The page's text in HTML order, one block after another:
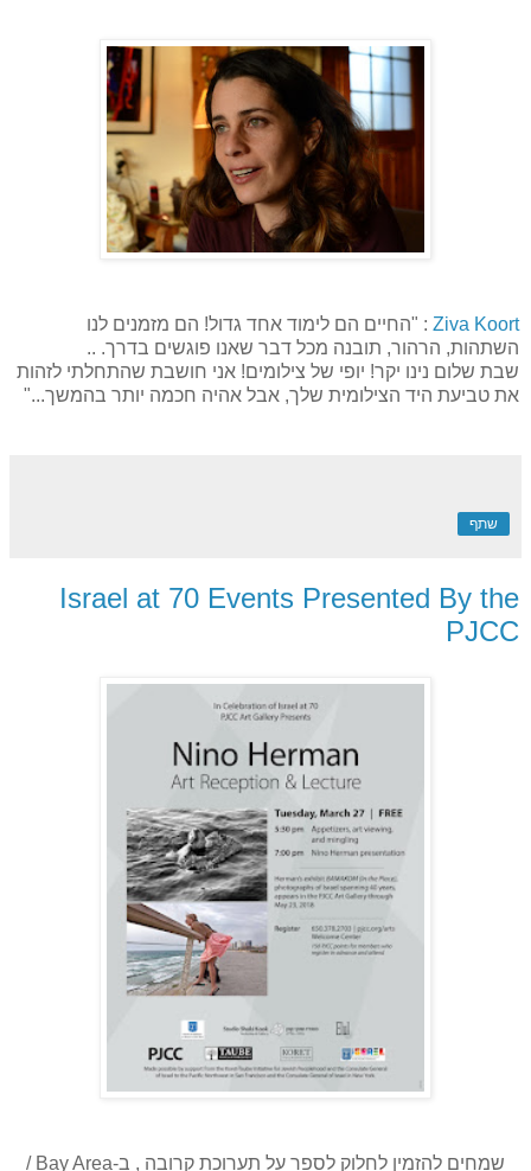
Ziva Koort : "החיים הם לימוד אחד גדול! הם מזמנים לנו
השתהות, הרהור, תובנה מכל דבר שאנו פוגשים בדרך. ..
שבת שלום נינו יקר! יופי של צילומים! אני חושבת שהתחלתי לזהות
את טביעת היד הצילומית שלך, אבל אהיה חכמה יותר בהמשך..."
שתף
Israel at 70 Events Presented By the
PJCC
שמחים להזמין לחלוק לספר על תערוכת קרובה , ב-Bay Area /